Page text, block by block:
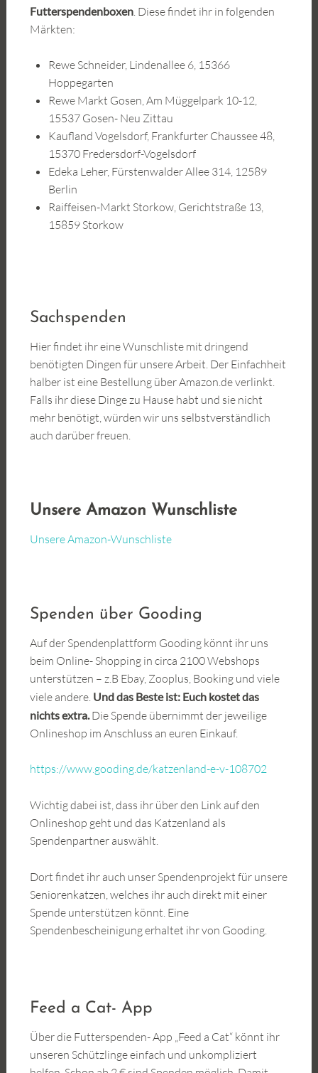
Futterspendenboxen. Diese findet ihr in folgenden
Märkten:
Rewe Schneider, Lindenallee 6, 15366
Hoppegarten
Rewe Markt Gosen, Am Müggelpark 10-12,
15537 Gosen- Neu Zittau
Kaufland Vogelsdorf, Frankfurter Chaussee 48,
15370 Fredersdorf-Vogelsdorf
Edeka Leher, Fürstenwalder Allee 314, 12589
Berlin
Raiffeisen-Markt Storkow, Gerichtstraße 13,
15859 Storkow
Sachspenden
Hier findet ihr eine Wunschliste mit dringend
benötigten Dingen für unsere Arbeit. Der Einfachheit
halber ist eine Bestellung über Amazon.de verlinkt.
Falls ihr diese Dinge zu Hause habt und sie nicht
mehr benötigt, würden wir uns selbstverständlich
auch darüber freuen.
Unsere Amazon Wunschliste
Unsere Amazon-Wunschliste
Spenden über Gooding
Auf der Spendenplattform Gooding könnt ihr uns
beim Online- Shopping in circa 2100 Webshops
unterstützen – z.B Ebay, Zooplus, Booking und viele
viele andere. Und das Beste ist: Euch kostet das
nichts extra. Die Spende übernimmt der jeweilige
Onlineshop im Anschluss an euren Einkauf.
https://www.gooding.de/katzenland-e-v-108702
Wichtig dabei ist, dass ihr über den Link auf den
Onlineshop geht und das Katzenland als
Spendenpartner auswählt.
Dort findet ihr auch unser Spendenprojekt für unsere
Seniorenkatzen, welches ihr auch direkt mit einer
Spende unterstützen könnt. Eine
Spendenbescheinigung erhaltet ihr von Gooding.
Feed a Cat- App
Über die Futterspenden- App „Feed a Cat“ könnt ihr
unseren Schützlinge einfach und unkompliziert